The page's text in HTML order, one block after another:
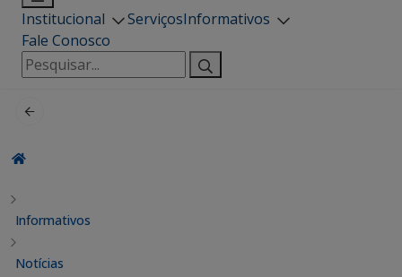
Institucional ServiçosInformativos
Fale Conosco
Pesquisar
por:
Informativos
Notícias